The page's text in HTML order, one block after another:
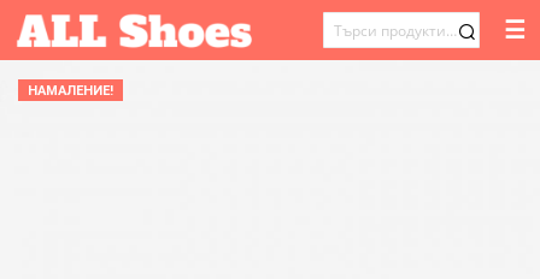
ТЪРСЕНЕ
☰
НАМАЛЕНИЕ!